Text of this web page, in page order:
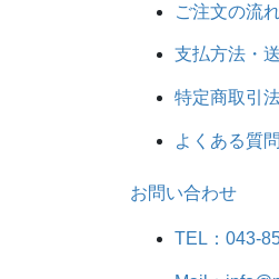
ご注文の流
支払方法・
特定商取引
よくある質問
お問い合わせ
TEL：043-